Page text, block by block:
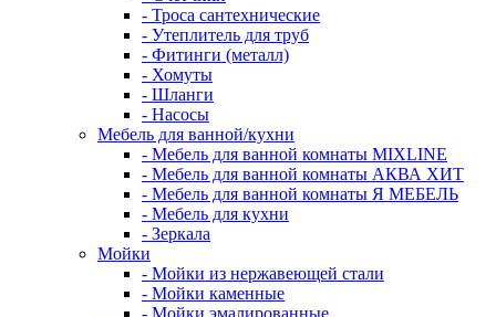
- Троса сантехнические
- Утеплитель для труб
- Фитинги (металл)
- Хомуты
- Шланги
- Насосы
Мебель для ванной/кухни
- Мебель для ванной комнаты MIXLINE
- Мебель для ванной комнаты АКВА ХИТ
- Мебель для ванной комнаты Я МЕБЕЛЬ
- Мебель для кухни
- Зеркала
Мойки
- Мойки из нержавеющей стали
- Мойки каменные
- Мойки эмалированные